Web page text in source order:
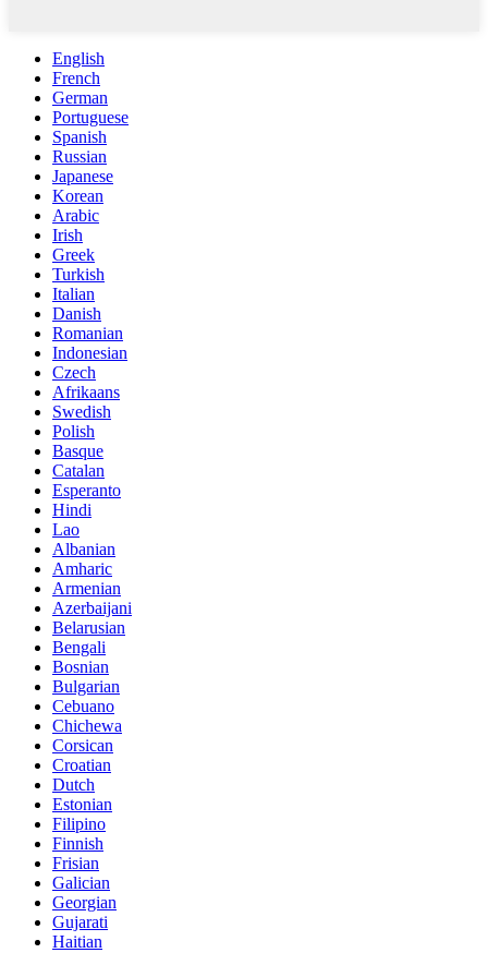
English
French
German
Portuguese
Spanish
Russian
Japanese
Korean
Arabic
Irish
Greek
Turkish
Italian
Danish
Romanian
Indonesian
Czech
Afrikaans
Swedish
Polish
Basque
Catalan
Esperanto
Hindi
Lao
Albanian
Amharic
Armenian
Azerbaijani
Belarusian
Bengali
Bosnian
Bulgarian
Cebuano
Chichewa
Corsican
Croatian
Dutch
Estonian
Filipino
Finnish
Frisian
Galician
Georgian
Gujarati
Haitian